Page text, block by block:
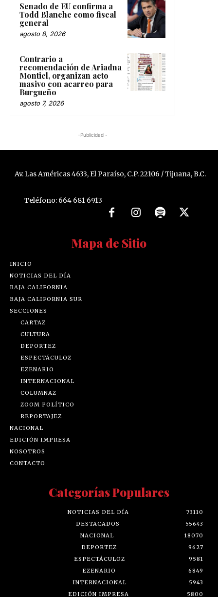
Senado de EU confirma a
Todd Blanche como fiscal
general
agosto 8, 2026
Contrario a
recomendación de Ariadna
Montiel, organizan acto
masivo con acarreo para
Burgueño
agosto 7, 2026
-Publicidad -
Av. Las Américas 4633, El Paraíso, C.P. 22106 / Tijuana, B.C.
Teléfono: 664 681 6913
Mapa de Sitio
INICIO
NOTICIAS DEL DÍA
BAJA CALIFORNIA
BAJA CALIFORNIA SUR
SECCIONES
CARTAZ
CULTURA
DEPORTEZ
ESPECTÁCULOZ
EZENARIO
INTERNACIONAL
COLUMNAZ
ZOOM POLÍTICO
REPORTAJEZ
NACIONAL
EDICIÓN IMPRESA
NOSOTROS
CONTACTO
Categorías Populares
NOTICIAS DEL DÍA
73110
DESTACADOS
55643
NACIONAL
18070
DEPORTEZ
9627
ESPECTÁCULOZ
9581
EZENARIO
6849
INTERNACIONAL
5943
EDICIÓN IMPRESA
5800